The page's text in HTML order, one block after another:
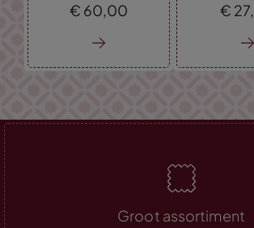
€ 60,00
€ 27,
Groot assortiment